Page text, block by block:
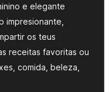
e elegante
impresionante,
os teus
receitas favoritas ou
comida, beleza,